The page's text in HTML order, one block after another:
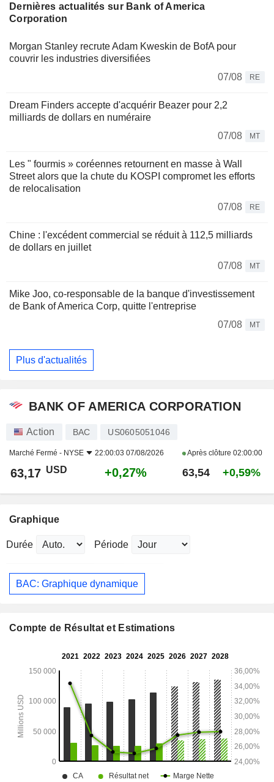
Dernières actualités sur Bank of America
Corporation
Morgan Stanley recrute Adam Kweskin de BofA pour
couvrir les industries diversifiées
07/08
RE
Dream Finders accepte d'acquérir Beazer pour 2,2
milliards de dollars en numéraire
07/08
MT
Les " fourmis » coréennes retournent en masse à Wall
Street alors que la chute du KOSPI compromet les efforts
de relocalisation
07/08
RE
Chine : l'excédent commercial se réduit à 112,5 milliards
de dollars en juillet
07/08
MT
Mike Joo, co-responsable de la banque d'investissement
de Bank of America Corp, quitte l'entreprise
07/08
MT
Plus d'actualités
BANK OF AMERICA CORPORATION
Action BAC US0605051046
Marché Fermé - NYSE 22:00:03 07/08/2026 Après clôture 02:00:00
63,17 USD +0,27% 63,54 +0,59%
Graphique
Durée Période
BAC: Graphique dynamique
Compte de Résultat et Estimations